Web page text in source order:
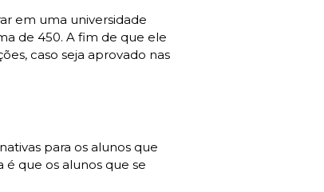
em uma universidade
de 450. A fim de que ele
caso seja aprovado nas
para os alunos que
é que os alunos que se